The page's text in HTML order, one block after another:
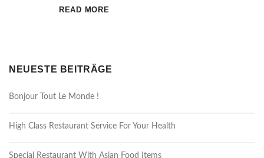
READ MORE
NEUESTE BEITRÄGE
Bonjour Tout Le Monde !
High Class Restaurant Service For Your Health
Special Restaurant With Asian Food Items